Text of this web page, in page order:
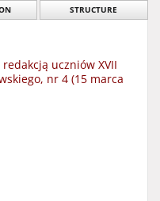
STRUCTURE
uczniów XVII
nr 4 (15 marca